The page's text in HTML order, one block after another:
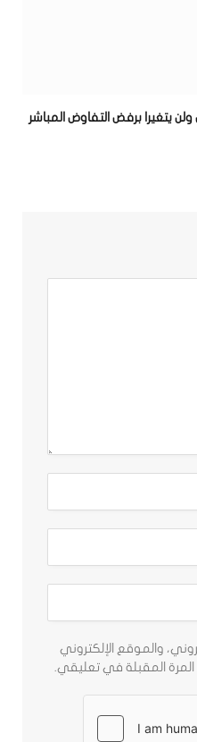
يتغيرا برفض التفاوض المباشر
والموقع الإلكتروني
المقبلة في تعليقي.